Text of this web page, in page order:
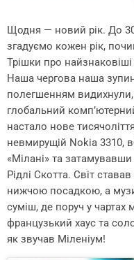
Щодня — новий рік. До 30
згадуємо кожен рік,
Трішки про
Наша чергова наша
полегшенням
глобальний
настало нове
невмирущій Nokia 3310,
«Мілані» та
Рідлі Скотта. Світ
нижчою посадкою, а
суміш, де поруч у
французький хаус та
як звучав Міленіум!